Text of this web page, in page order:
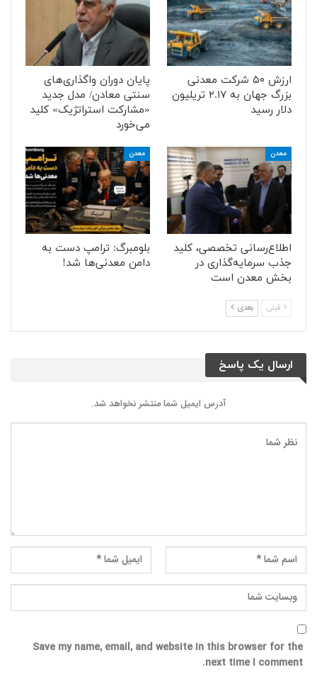
ارزش ۵۰ شرکت معدنی
بزرگ جهان به ۲.۱۷ تریلیون
دلار رسید
پایان دوران واگذاری‌های
سنتی معادن/ مدل جدید
«مشارکت استراتژیک» کلید
می‌خورد
معدن
اطلاع‌رسانی تخصصی، کلید
جذب سرمایه‌گذاری در
بخش معدن است
معدن
بلومبرگ: ترامپ دست به
دامن معدنی‌ها شد!
قبلی بعدی
ارسال یک پاسخ
آدرس ایمیل شما منتشر نخواهد شد.
Save my name, email, and website in this browser for the
next time I comment.